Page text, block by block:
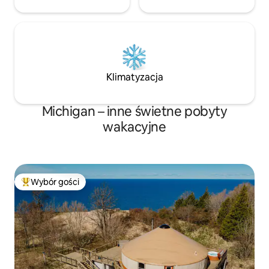
Klimatyzacja
Michigan – inne świetne pobyty
wakacyjne
Najpopularniejsze z kategorii Wybór gości
Wybór gości